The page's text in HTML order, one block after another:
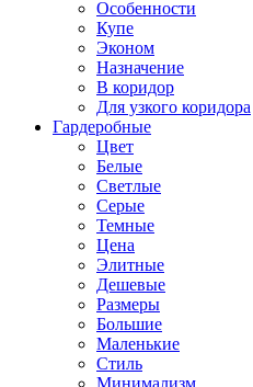
Особенности
Купе
Эконом
Назначение
В коридор
Для узкого коридора
Гардеробные
Цвет
Белые
Светлые
Серые
Темные
Цена
Элитные
Дешевые
Размеры
Большие
Маленькие
Стиль
Минимализм